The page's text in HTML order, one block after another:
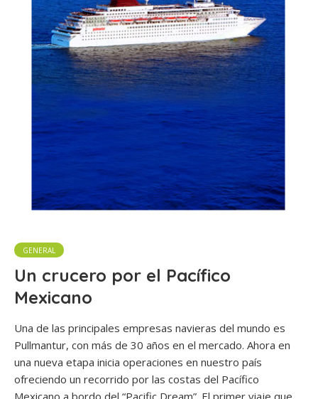
GENERAL
Un crucero por el Pacífico
Mexicano
Una de las principales empresas navieras del mundo es
Pullmantur, con más de 30 años en el mercado. Ahora en
una nueva etapa inicia operaciones en nuestro país
ofreciendo un recorrido por las costas del Pacífico